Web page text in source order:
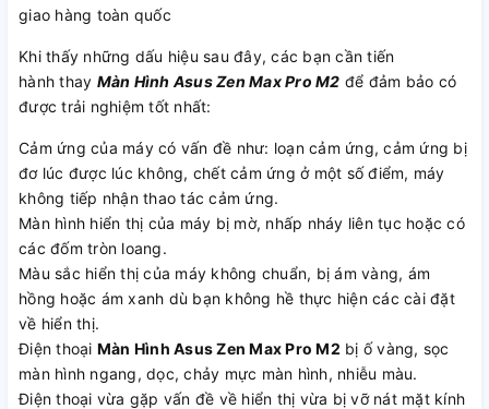
giao hàng toàn quốc
Khi thấy những dấu hiệu sau đây, các bạn cần tiến
hành thay Màn Hình Asus Zen Max Pro M2 để đảm bảo có
được trải nghiệm tốt nhất:
Cảm ứng của máy có vấn đề như: loạn cảm ứng, cảm ứng bị
đơ lúc được lúc không, chết cảm ứng ở một số điểm, máy
không tiếp nhận thao tác cảm ứng.
Màn hình hiển thị của máy bị mờ, nhấp nháy liên tục hoặc có
các đốm tròn loang.
Màu sắc hiển thị của máy không chuẩn, bị ám vàng, ám
hồng hoặc ám xanh dù bạn không hề thực hiện các cài đặt
về hiển thị.
Điện thoại Màn Hình Asus Zen Max Pro M2 bị ố vàng, sọc
màn hình ngang, dọc, chảy mực màn hình, nhiễu màu.
Điện thoại vừa gặp vấn đề về hiển thị vừa bị vỡ nát mặt kính